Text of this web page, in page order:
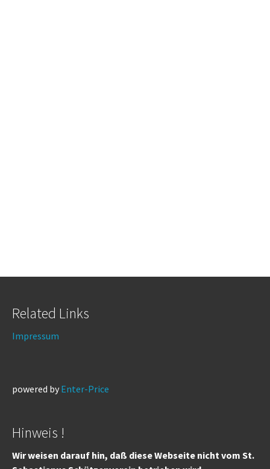
Related Links
Impressum
powered by Enter-Price
Hinweis !
Wir weisen darauf hin, daß diese Webseite nicht vom St.